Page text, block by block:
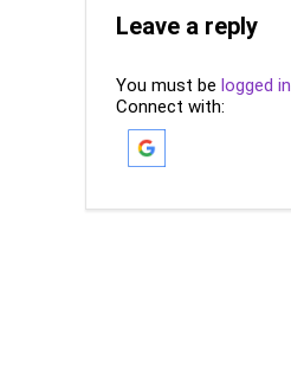
Leave a reply
You must be logged in
Connect with: